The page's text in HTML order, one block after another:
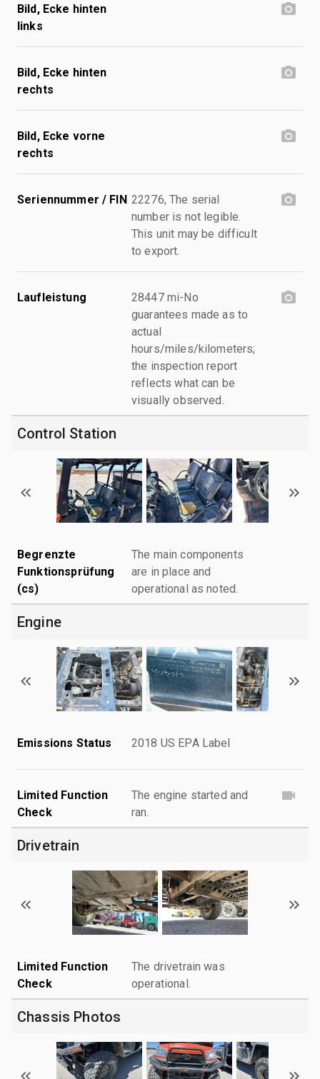
Bild, Ecke hinten
links
Bild, Ecke hinten
rechts
Bild, Ecke vorne
rechts
Seriennummer / FIN 22276, The serial
number is not legible.
This unit may be difficult
to export.
Laufleistung
28447 mi-No
guarantees made as to
actual
hours/miles/kilometers;
the inspection report
reflects what can be
visually observed.
Control Station
Begrenzte
Funktionsprüfung
(cs)
The main components
are in place and
operational as noted.
Engine
Emissions Status 2018 US EPA Label
Limited Function
Check
The engine started and
ran.
Drivetrain
Limited Function
Check
The drivetrain was
operational.
Chassis Photos